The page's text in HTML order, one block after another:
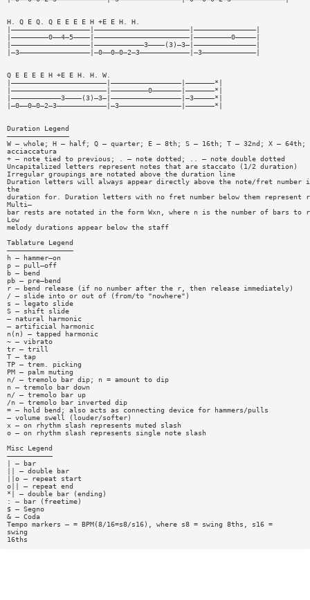
H. Q E Q. Q E E E E H +E E H. H.
|———————————————————|———————————————————————|———————————————|
|—————————0——4—5————|———————————————————————|—————————0—————|
|———————————————————|————————————3————(3)—3—|———————————————|
|—3—————————————————|—0——0—0—2—3————————————|—3—————————————|
Q E E E E H +E E H. H. W.
|———————————————————————|—————————————————|———————*|
|———————————————————————|—————————0———————|———————*|
|————————————3————(3)—3—|—————————————————|—3—————*|
|—0——0—0—2—3————————————|—3———————————————|———————*|
Duration Legend
———————————————
W — whole; H — half; Q — quarter; E — 8th; S — 16th; T — 32nd; X — 64th;
acciaccatura
+ — note tied to previous; . — note dotted; .. — note double dotted
Uncapitalized letters represent notes that are staccato (1/2 duration)
Irregular groupings are notated above the duration line
Duration letters will always appear directly above the note/fret number
the
duration for. Duration letters with no fret number below them represent
Multi—
bar rests are notated in the form Wxn, where n is the number of bars to
Low
melody durations appear below the staff
Tablature Legend
————————————————
h — hammer—on
p — pull—off
b — bend
pb — pre—bend
r — bend release (if no number after the r, then release immediately)
/ — slide into or out of (from/to "nowhere")
s — legato slide
S — shift slide
— natural harmonic
— artificial harmonic
n(n) — tapped harmonic
~ — vibrato
tr — trill
T — tap
TP — trem. picking
PM — palm muting
n/ — tremolo bar dip; n = amount to dip
n — tremolo bar down
n/ — tremolo bar up
/n — tremolo bar inverted dip
= — hold bend; also acts as connecting device for hammers/pulls
— volume swell (louder/softer)
x — on rhythm slash represents muted slash
o — on rhythm slash represents single note slash
Misc Legend
———————————
| — bar
|| — double bar
||o — repeat start
o|| — repeat end
*| — double bar (ending)
: — bar (freetime)
$ — Segno
& — Coda
Tempo markers — = BPM(8/16=s8/s16), where s8 = swing 8ths, s16 =
swing
16ths